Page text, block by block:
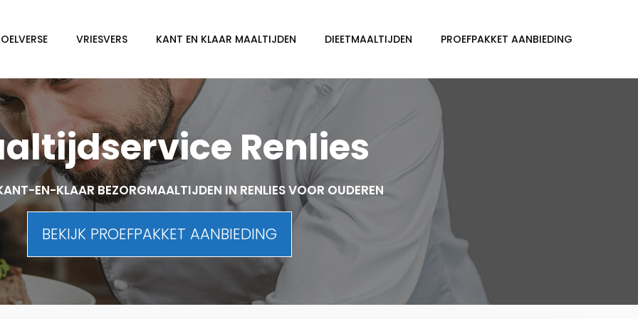
VRIESVERS KANT EN KLAAR MAALTIJDEN DIEETMAALTIJDEN PROEFPAKKET AANBIEDING
Renlies
EN-KLAAR BEZORGMAALTIJDEN IN RENLIES VOOR OUDEREN
BEKIJK PROEFPAKKET AANBIEDING